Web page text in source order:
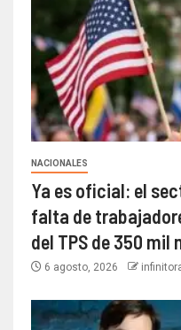
NACIONALES
Ya es oficial: el
falta de
del TPS de 350 mil
6 agosto, 2026